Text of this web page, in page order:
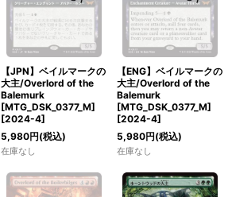
【JPN】ベイルマークの
大主/Overlord of the
Balemurk
[MTG_DSK_0377_M]
[2024-4]
5,980円(税込)
在庫なし
【ENG】ベイルマークの
大主/Overlord of the
Balemurk
[MTG_DSK_0377_M]
[2024-4]
5,980円(税込)
在庫なし